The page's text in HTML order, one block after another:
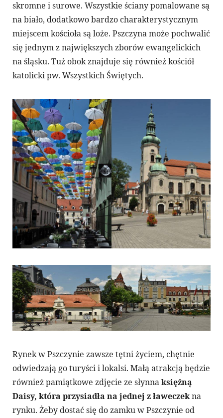
skromne i surowe. Wszystkie ściany pomalowane są
na biało, dodatkowo bardzo charakterystycznym
miejscem kościoła są loże. Pszczyna może pochwalić
się jednym z największych zborów ewangelickich
na śląsku. Tuż obok znajduje się również kościół
katolicki pw. Wszystkich Świętych.
Rynek w Pszczynie zawsze tętni życiem, chętnie
odwiedzają go turyści i lokalsi. Małą atrakcją będzie
również pamiątkowe zdjęcie ze słynnaksiężną
Daisy, która przysiadła na jednej z ławeczekna
rynku. Żeby dostać się do zamku w Pszczynie od